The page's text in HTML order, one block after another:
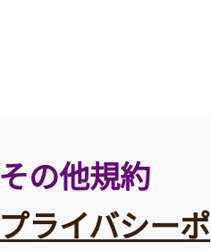
その他規約
プライバシーポ